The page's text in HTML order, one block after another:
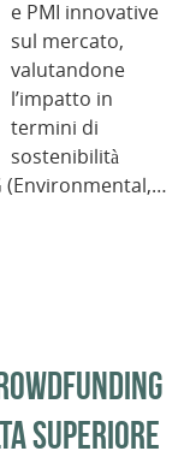
e PMI innovative
sul mercato,
valutandone
l’impatto in
termini di
sostenibilità
(Environmental,…
superiore